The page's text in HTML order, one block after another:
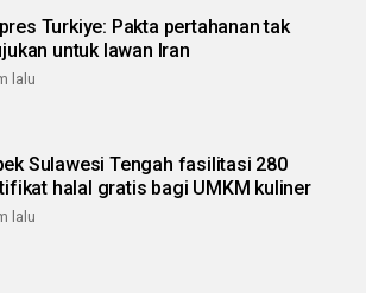
Turkiye: Pakta pertahanan tak
untuk lawan Iran
lalu
Sulawesi Tengah fasilitasi 280
halal gratis bagi UMKM kuliner
lalu